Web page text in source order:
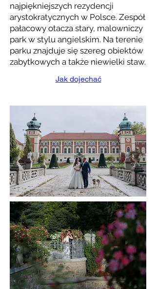
najpiękniejszych rezydencji
arystokratycznych w Polsce. Zespół
pałacowy otacza stary, malowniczy
park w stylu angielskim. Na terenie
parku znajduje się szereg obiektów
zabytkowych a także niewielki staw.
Jak dojechać